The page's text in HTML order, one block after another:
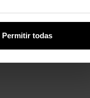
Permitir todas